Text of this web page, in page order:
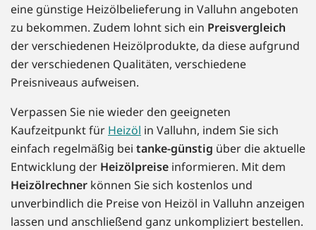
eine günstige Heizölbelieferung in Valluhn angeboten
zu bekommen. Zudem lohnt sich ein Preisvergleich
der verschiedenen Heizölprodukte, da diese aufgrund
der verschiedenen Qualitäten, verschiedene
Preisniveaus aufweisen.
Verpassen Sie nie wieder den geeigneten
Kaufzeitpunkt für Heizöl in Valluhn, indem Sie sich
einfach regelmäßig bei tanke-günstig über die aktuelle
Entwicklung der Heizölpreise informieren. Mit dem
Heizölrechner können Sie sich kostenlos und
unverbindlich die Preise von Heizöl in Valluhn anzeigen
lassen und anschließend ganz unkompliziert bestellen.